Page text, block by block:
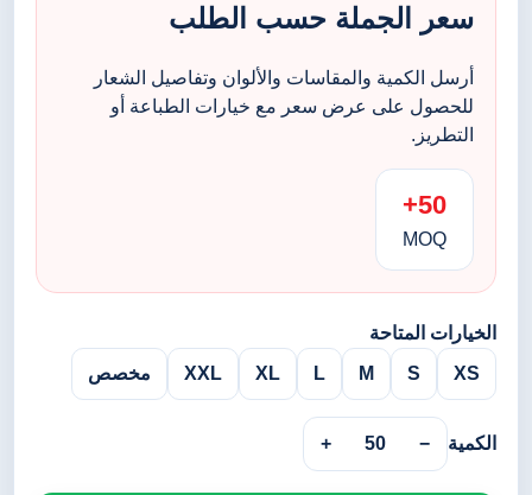
سعر الجملة حسب الطلب
أرسل الكمية والمقاسات والألوان وتفاصيل الشعار
للحصول على عرض سعر مع خيارات الطباعة أو
التطريز.
50+
MOQ
الخيارات المتاحة
XS
S
M
L
XL
XXL مخصص
الكمية −
50
+